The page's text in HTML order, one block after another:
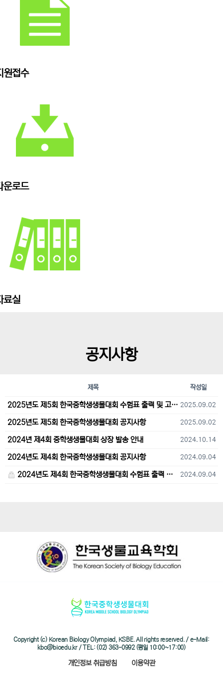
원접수
운로드
료실
공지사항
제목 작성일
2025년도 제5회 한국중학생생물대회 수험표 출력 및 고사장 오시는 길 안내 2025.09.02
2025년도 제5회 한국중학생생물대회 공지사항 2025.09.02
2024년 제4회 중학생생물대회 상장 발송 안내 2024.10.14
2024년도 제4회 한국중학생생물대회 공지사항 2024.09.04
2024년도 제4회 한국중학생생물대회 수험표 출력 및 고사장 오시는 길 안내 2024.09.04
Copyright (c) Korean Biology Olympiad, KSBE. All rights reserved. / e-Mail:
kbo@bioedu.kr / TEL: (02) 363-0992 (평일 10:00~17:00)
개인정보 취급방침 이용약관